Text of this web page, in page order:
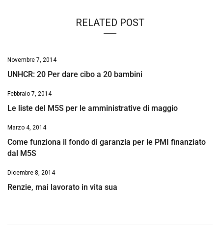
RELATED POST
Novembre 7, 2014
UNHCR: 20 Per dare cibo a 20 bambini
Febbraio 7, 2014
Le liste del M5S per le amministrative di maggio
Marzo 4, 2014
Come funziona il fondo di garanzia per le PMI finanziato
dal M5S
Dicembre 8, 2014
Renzie, mai lavorato in vita sua